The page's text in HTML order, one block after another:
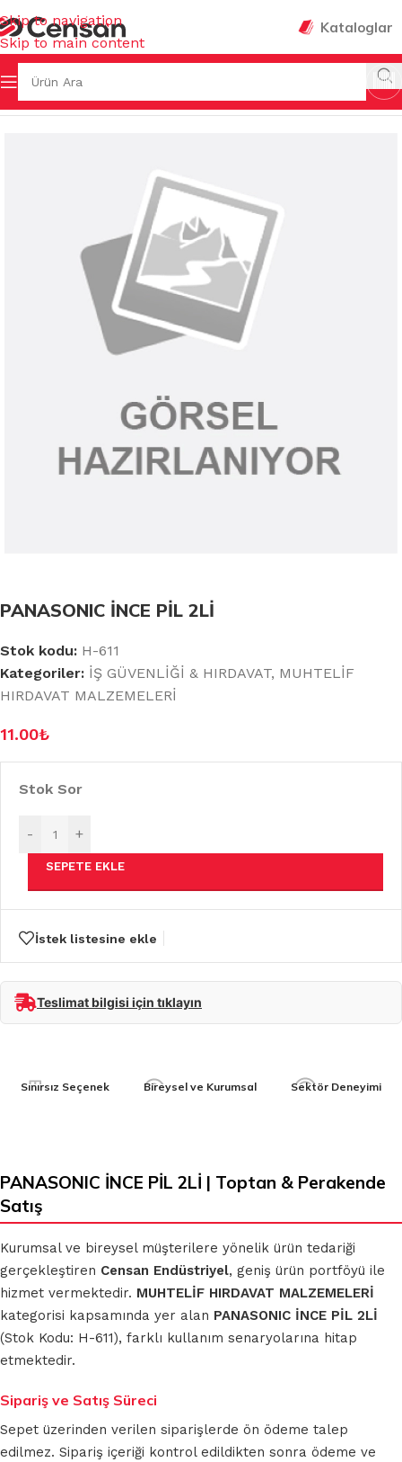
Skip to navigation
Skip to main content
Kataloglar
& HIRDAVAT MUHTELİF HIRDAVAT MALZEMELERİ
PANASONIC İNCE PİL 2Lİ
Stok kodu: H-611
Kategoriler: İŞ GÜVENLİĞİ & HIRDAVAT, MUHTELİF
HIRDAVAT MALZEMELERİ
11.00₺
Stok Sor
- +
SEPETE EKLE
İstek listesine ekle
Teslimat bilgisi için tıklayın
Sınırsız Seçenek Bireysel ve Kurumsal Sektör Deneyimi
PANASONIC İNCE PİL 2Lİ | Toptan & Perakende
Satış
Kurumsal ve bireysel müşterilere yönelik ürün tedariği
gerçekleştiren Censan Endüstriyel, geniş ürün portföyü ile
hizmet vermektedir. MUHTELİF HIRDAVAT MALZEMELERİ
kategorisi kapsamında yer alan PANASONIC İNCE PİL 2Lİ
(Stok Kodu: H-611), farklı kullanım senaryolarına hitap
etmektedir.
Sipariş ve Satış Süreci
Sepet üzerinden verilen siparişlerde ön ödeme talep
edilmez. Sipariş içeriği kontrol edildikten sonra ödeme ve